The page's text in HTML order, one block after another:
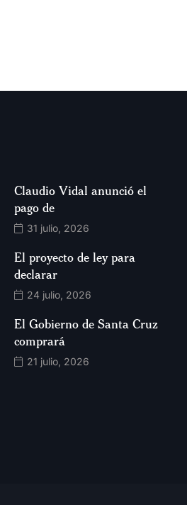
Claudio Vidal anunció el
pago de
31 julio, 2026
El proyecto de ley para
declarar
24 julio, 2026
El Gobierno de Santa Cruz
comprará
21 julio, 2026